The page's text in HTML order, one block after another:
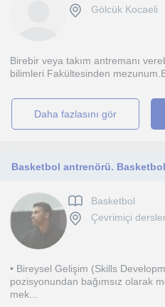
Gölcük Kocaeli
Birebir veya takım antremanı
bilimleri Fakültesinden
daha fazlasını gör
Basketbol
Çevrimiçi
• Bireysel Gelişim (Skills
pozisyonundan bağımsız olarak
mek...